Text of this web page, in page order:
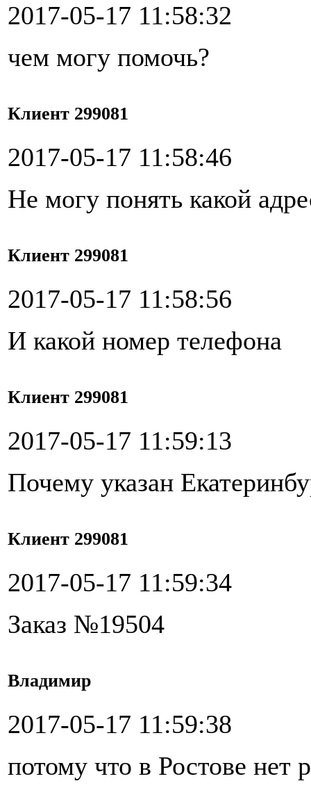
2017-05-17 11:58:32
чем могу помочь?
Клиент 299081
2017-05-17 11:58:46
Не могу понять какой
Клиент 299081
2017-05-17 11:58:56
И какой номер телефона
Клиент 299081
2017-05-17 11:59:13
Почему указан
Клиент 299081
2017-05-17 11:59:34
Заказ №19504
Владимир
2017-05-17 11:59:38
потому что в Ростове нет